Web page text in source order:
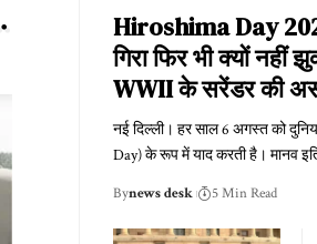
Hiroshima Day
गिरा फिर भी क्यों नहीं
WWII के सरेंडर की
नई दिल्ली। हर साल 6 अगस्त को
Day) के रूप में याद करती है। मानव
Bynews desk 5 Min Read